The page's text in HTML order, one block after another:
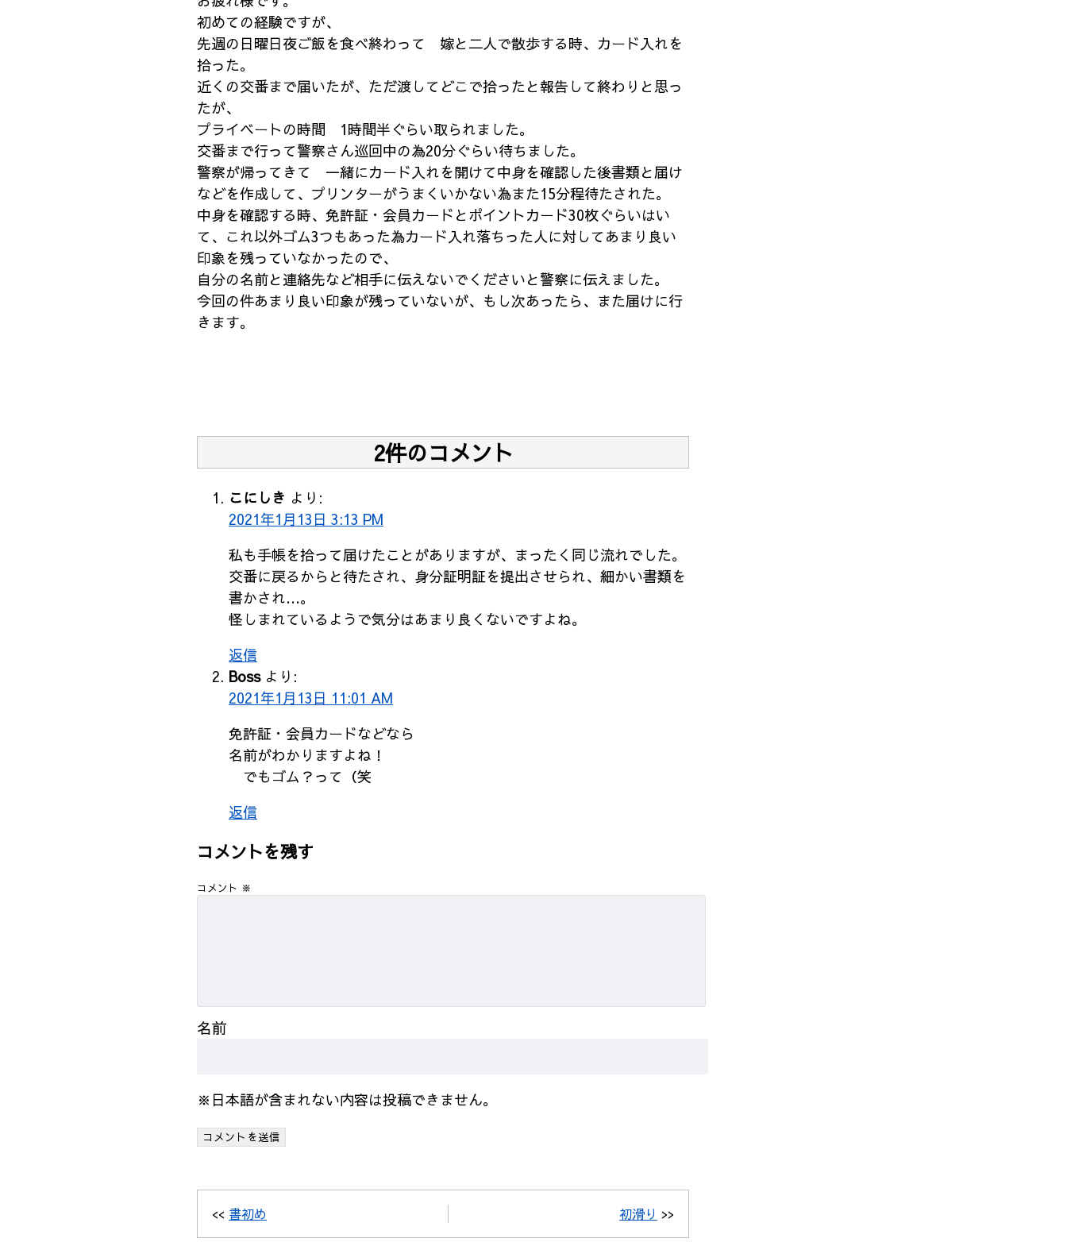
初めての経験ですが、
先週の日曜日夜ご飯を食べ終わって 嫁と二人で散歩する時、カード入れを
拾った。
近くの交番まで届いたが、ただ渡してどこで拾ったと報告して終わりと思っ
たが、
プライベートの時間 1時間半ぐらい取られました。
交番まで行って警察さん巡回中の為20分ぐらい待ちました。
警察が帰ってきて 一緒にカード入れを開けて中身を確認した後書類と届け
などを作成して、プリンターがうまくいかない為また15分程待たされた。
中身を確認する時、免許証・会員カードとポイントカード30枚ぐらいはい
て、これ以外ゴム3つもあった為カード入れ落ちった人に対してあまり良い
印象を残っていなかったので、
自分の名前と連絡先など相手に伝えないでくださいと警察に伝えました。
今回の件あまり良い印象が残っていないが、もし次あったら、また届けに行
きます。
2件のコメント
こにしき より:
2021年1月13日 3:13 PM
私も手帳を拾って届けたことがありますが、まったく同じ流れでした。
交番に戻るからと待たされ、身分証明証を提出させられ、細かい書類を
書かされ…。
怪しまれているようで気分はあまり良くないですよね。
返信
Boss より:
2021年1月13日 11:01 AM
免許証・会員カードなどなら
名前がわかりますよね！
でもゴム？って（笑
返信
コメントを残す
コメント ※
名前
※日本語が含まれない内容は投稿できません。
<< 書初め 初滑り >>